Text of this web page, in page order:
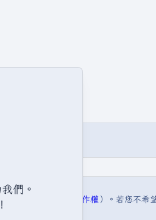
（詳情請見 說明:著作權 ）。若您不希
們。